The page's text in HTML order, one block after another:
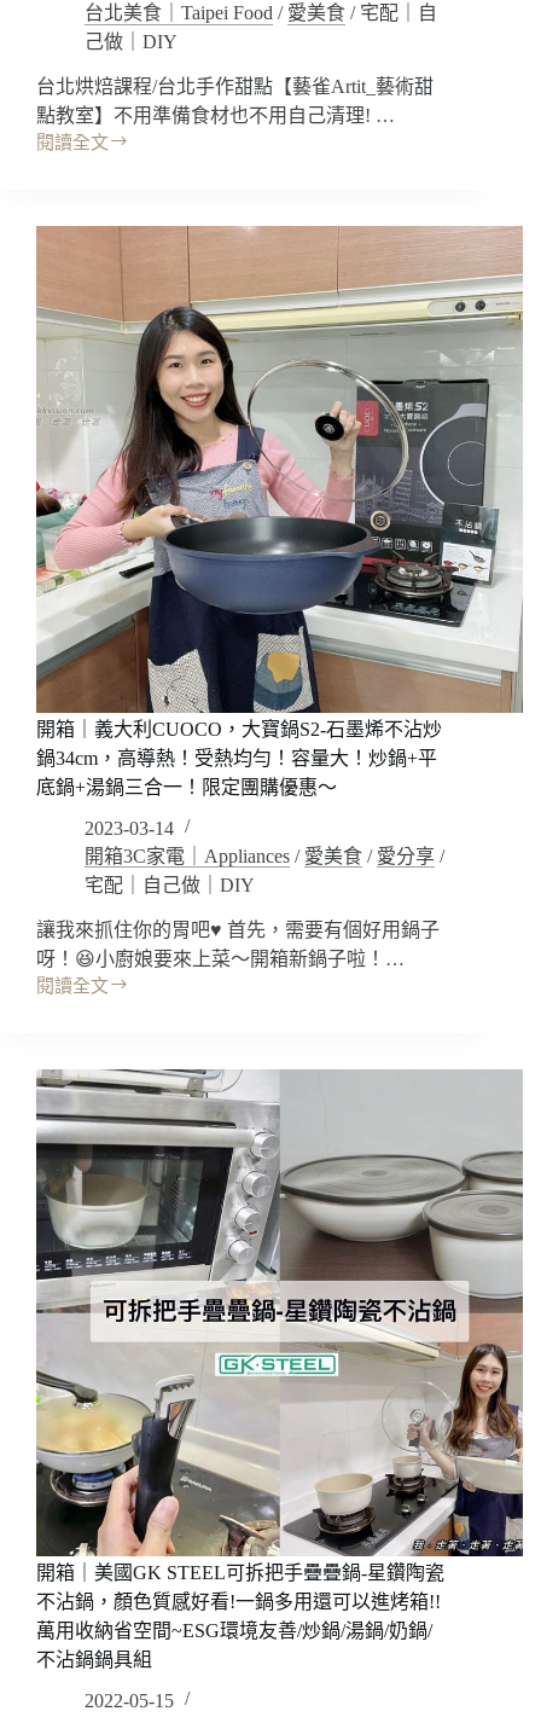
台北美食｜Taipei Food / 愛美食 / 宅配｜自
己做｜DIY
台北烘焙課程/台北手作甜點【藝雀Artit_藝術甜
點教室】不用準備食材也不用自己清理! …
閱讀全文
台
焙
Artit_
藝
術
甜
點
室，
蘋
果
玫
瑰
生
乳
蛋
~
也
太
美
零
失
敗!
教
自
己
做
1
人
報
名
也
DIY/
藝
生
日
禮
包
裝
好
開箱｜義大利CUOCO，大寶鍋S2-石墨烯不沾炒
鍋34cm，高導熱！受熱均勻！容量大！炒鍋+平
底鍋+湯鍋三合一！限定團購優惠～
2023-03-14
開箱3C家電｜Appliances / 愛美食 / 愛分享 /
宅配｜自己做｜DIY
讓我來抓住你的胃吧♥️ 首先，需要有個好用鍋子
呀！😆小廚娘要來上菜～開箱新鍋子啦！…
閱讀全文
開
義
大
利
CUOCO，
大
寶
鍋
S2-
石
墨
沾
炒
34cm，
高
導
熱！
熱
均
勻！
容
開箱｜美國GK STEEL可拆把手疊疊鍋-星鑽陶瓷
不沾鍋，顏色質感好看!一鍋多用還可以進烤箱!!
萬用收納省空間~ESG環境友善/炒鍋/湯鍋/奶鍋/
不沾鍋鍋具組
2022-05-15